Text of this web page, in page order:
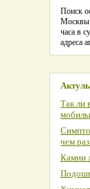
Поиск
часа в
адреса
Так ли
чем
Камни